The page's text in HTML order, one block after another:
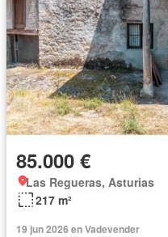
85.000 €
Las Regueras, Asturias
217 m²
19 jun 2026 en Vadevender